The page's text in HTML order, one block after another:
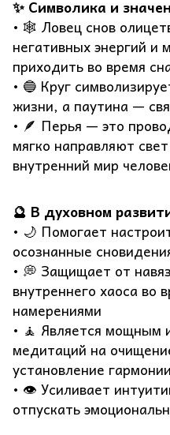
✨ Символика и
• 🕸️ Ловец снов
негативных энергий и
приходить во время
• 🔵 Круг
жизни, а паутина —
• 🪶 Перья — это
мягко направляют
внутренний мир
🔮 В духовном
• 🌙 Помогает
осознанные
• 💭 Защищает от
внутреннего хаоса во
намерениями
• 🧘 Является мощным
медитаций на
установление гармонии
• 👁️ Усиливает
отпускать